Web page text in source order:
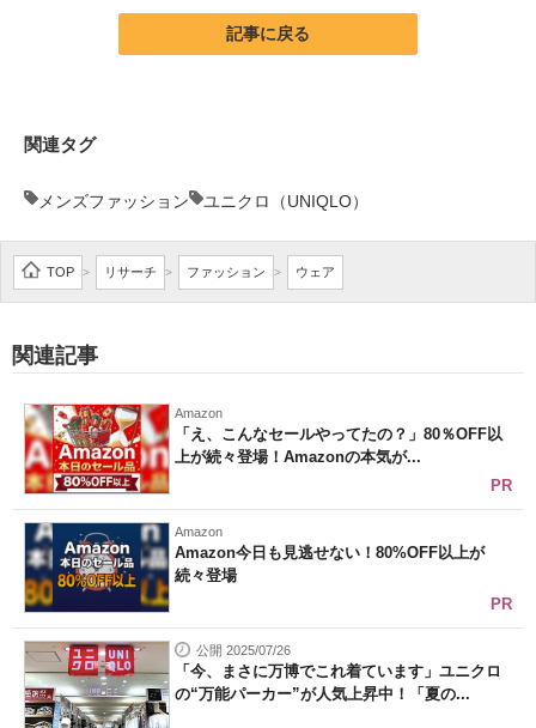
AI活用のいまが分かる
企業向けIT製品の総合サイト
製造業のIT導入・活用を支援
モノづくり技術者専門サイト
エレクトロニクス専門サイト
電子設計の基本と応用
エネルギーの専門メディア
建設×テクノロジーの最前線
ちょっと気になるネットの話題
記事に戻る
関連タグ
メンズファッション ユニクロ（UNIQLO）
TOP > リサーチ > ファッション > ウェア
関連記事
Amazon
「え、こんなセールやってたの？」80％OFF以
上が続々登場！Amazonの本気が...
PR
Amazon
Amazon今日も見逃せない！80%OFF以上が
続々登場
PR
公開 2025/07/26
「今、まさに万博でこれ着ています」ユニクロ
の“万能パーカー”が人気上昇中！「夏の...